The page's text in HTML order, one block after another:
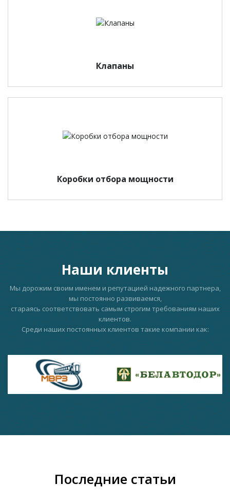
Клапаны
Коробки отбора мощности
Наши клиенты
Мы дорожим своим именем и репутацией надежного партнера,
мы постоянно развиваемся,
стараясь соответствовать самым строгим требованиям наших
клиентов.
Среди наших постоянных клиентов такие компании как:
Последние статьи